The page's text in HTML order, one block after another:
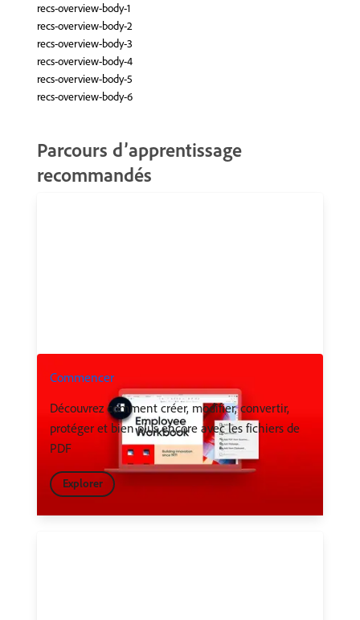
recs-overview-body-1
recs-overview-body-2
recs-overview-body-3
recs-overview-body-4
recs-overview-body-5
recs-overview-body-6
Parcours d’apprentissage
recommandés
Commencer
Découvrez comment créer, modifier, convertir,
protéger et bien plus encore avec les fichiers de
PDF
Explorer